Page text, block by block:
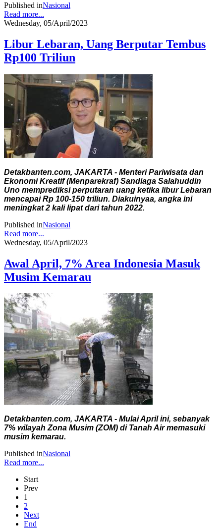
Published inNasional
Read more...
Wednesday, 05/April/2023
Libur Lebaran, Uang Berputar Tembus
Rp100 Triliun
Detakbanten.com, JAKARTA - Menteri Pariwisata dan
Ekonomi Kreatif (Menparekraf) Sandiaga Salahuddin
Uno memprediksi perputaran uang ketika libur Lebaran
mencapai Rp 100-150 triliun. Diakuinyaa, angka ini
meningkat 2 kali lipat dari tahun 2022.
Published inNasional
Read more...
Wednesday, 05/April/2023
Awal April, 7% Area Indonesia Masuk
Musim Kemarau
Detakbanten.com, JAKARTA - Mulai April ini, sebanyak
7% wilayah Zona Musim (ZOM) di Tanah Air memasuki
musim kemarau.
Published inNasional
Read more...
Start
Prev
1
2
Next
End